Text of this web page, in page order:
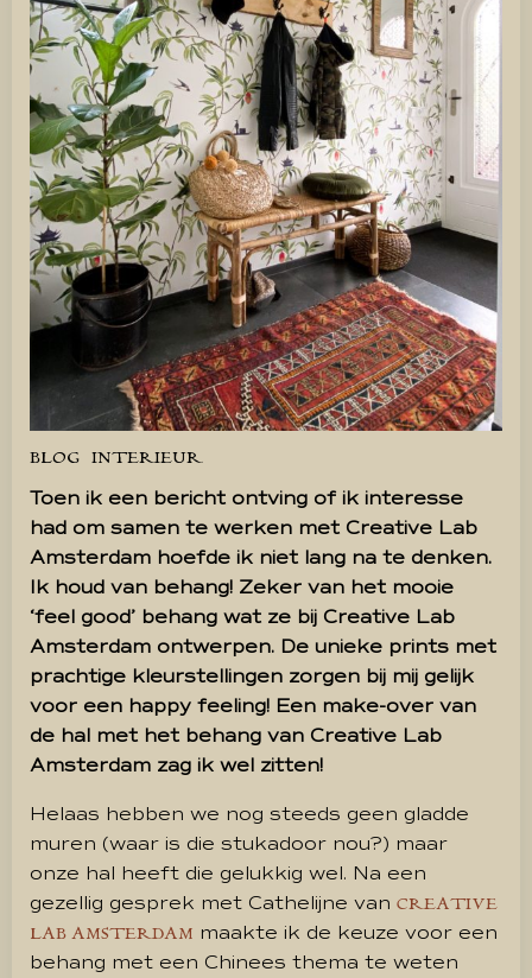
BLOG INTERIEUR
Toen ik een bericht ontving of ik interesse
had om samen te werken met Creative Lab
Amsterdam hoefde ik niet lang na te denken.
Ik houd van behang! Zeker van het mooie
‘feel good’ behang wat ze bij Creative Lab
Amsterdam ontwerpen. De unieke prints met
prachtige kleurstellingen zorgen bij mij gelijk
voor een happy feeling! Een make-over van
de hal met het behang van Creative Lab
Amsterdam zag ik wel zitten!
Helaas hebben we nog steeds geen gladde
muren (waar is die stukadoor nou?) maar
onze hal heeft die gelukkig wel. Na een
gezellig gesprek met Cathelijne van CREATIVE
LAB AMSTERDAM maakte ik de keuze voor een
behang met een Chinees thema te weten